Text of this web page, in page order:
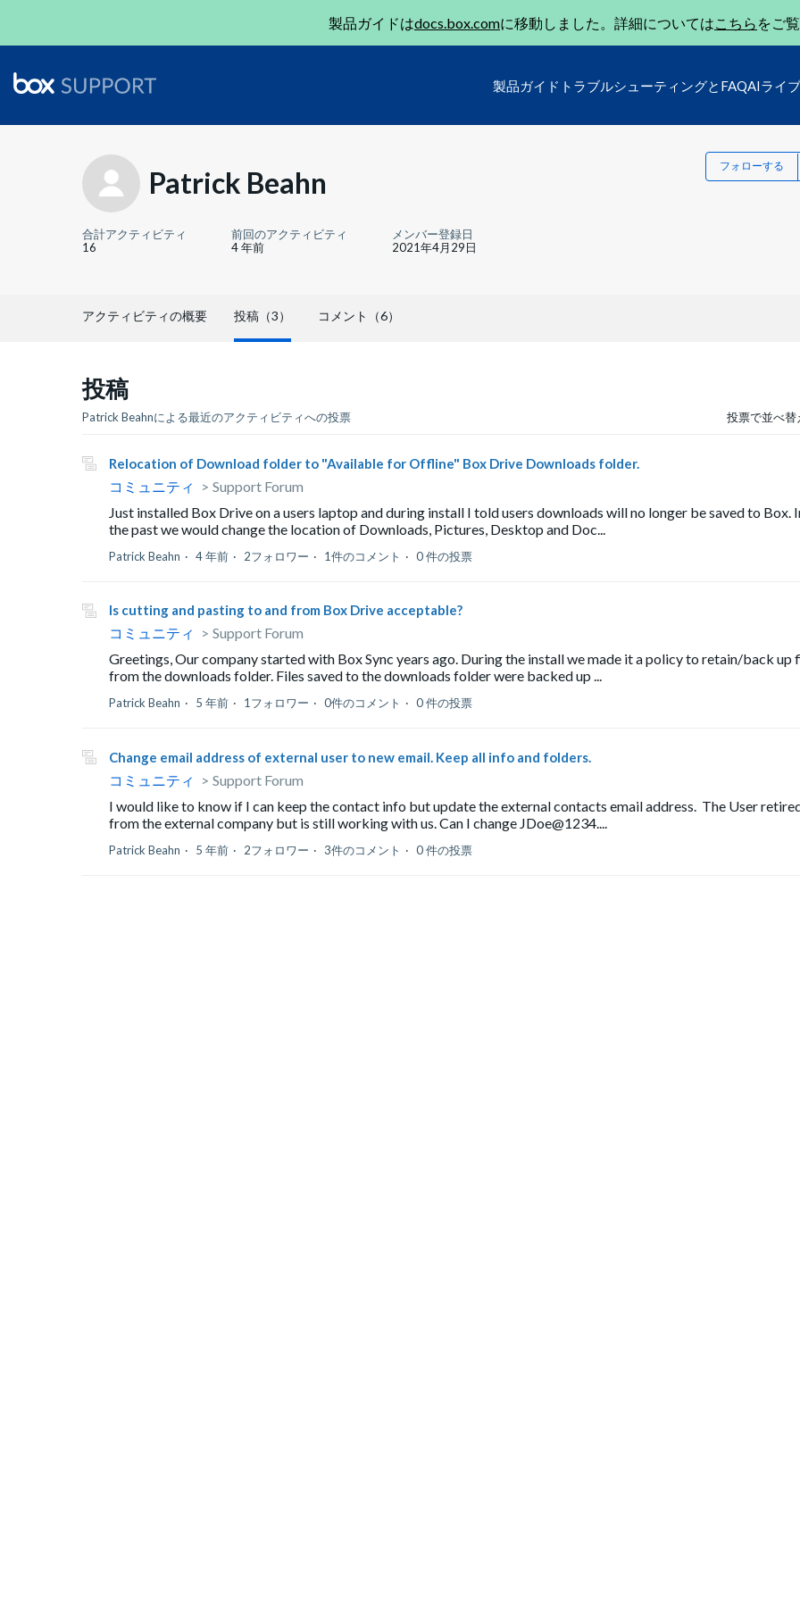
製品ガイドはdocs.box.comに移動しました。詳細についてはこちら をご
製品ガイド トラブルシューティングとFAQAIライ
Patrick Beahn フォローする
合計アクティビティ
16
前回のアクティビティ
4 年前
メンバー登録日
2021年4月29日
アクティビティの概要 投稿（3） コメント（6）
投稿
Patrick Beahnによる最近のアクティビティへの投票 投票で並べ替
Relocation of Download folder to "Available for Offline" Box Drive Downloads folder.
コミュニティ
Support Forum
Just installed Box Drive on a users laptop and during install I told users downloads will no longer be saved to Box.
the past we would change the location of Downloads, Pictures, Desktop and Doc...
Patrick Beahn 4 年前 2フォロワー 1件のコメント 0 件の投票
Is cutting and pasting to and from Box Drive acceptable?
コミュニティ
Support Forum
Greetings, Our company started with Box Sync years ago. During the install we made it a policy to retain/back up
from the downloads folder. Files saved to the downloads folder were backed up ...
Patrick Beahn 5 年前 1フォロワー 0件のコメント 0 件の投票
Change email address of external user to new email. Keep all info and folders.
コミュニティ
Support Forum
I would like to know if I can keep the contact info but update the external contacts email address. The User
from the external company but is still working with us. Can I change JDoe@1234....
Patrick Beahn 5 年前 2フォロワー 3件のコメント 0 件の投票